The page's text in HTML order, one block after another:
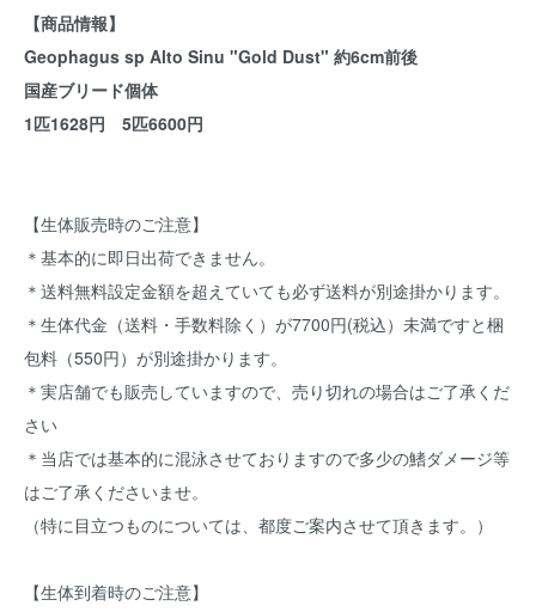
【商品情報】
Geophagus sp Alto Sinu "Gold Dust" 約6cm前後
国産ブリード個体
1匹1628円 5匹6600円
【生体販売時のご注意】
＊基本的に即日出荷できません。
＊送料無料設定金額を超えていても必ず送料が別途掛かります。
＊生体代金（送料・手数料除く）が7700円(税込）未満ですと梱
包料（550円）が別途掛かります。
＊実店舗でも販売していますので、売り切れの場合はご了承くだ
さい
＊当店では基本的に混泳させておりますので多少の鰭ダメージ等
はご了承くださいませ。
（特に目立つものについては、都度ご案内させて頂きます。）
【生体到着時のご注意】